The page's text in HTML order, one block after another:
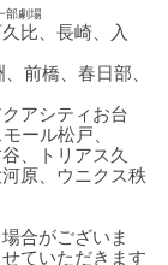
部劇場
比、長崎、入
前橋、春日部、
アシティお台
ール松戸、
、トリアス久
原、ウニクス秩
合がございま
ていただきます